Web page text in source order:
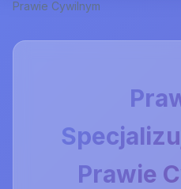
Prawie Cywilnym
Prawie